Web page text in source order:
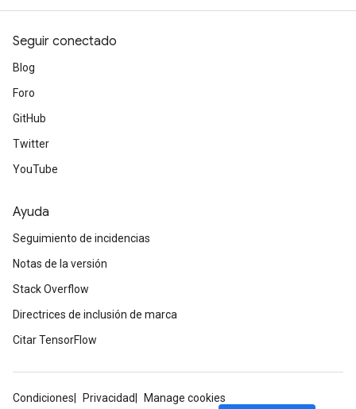
Seguir conectado
Blog
Foro
GitHub
Twitter
YouTube
Ayuda
Seguimiento de incidencias
Notas de la versión
Stack Overflow
Directrices de inclusión de marca
Citar TensorFlow
Condiciones Privacidad Manage cookies